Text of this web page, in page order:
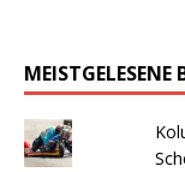
MEISTGELESENE